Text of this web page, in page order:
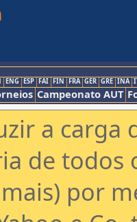
ENG ESP FAI FIN FRA GER GRE INA
Campeonato AUT
a carga
de todos
por